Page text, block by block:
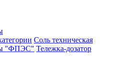
Соль техническая
"ФПЭС" Тележка-дозатор